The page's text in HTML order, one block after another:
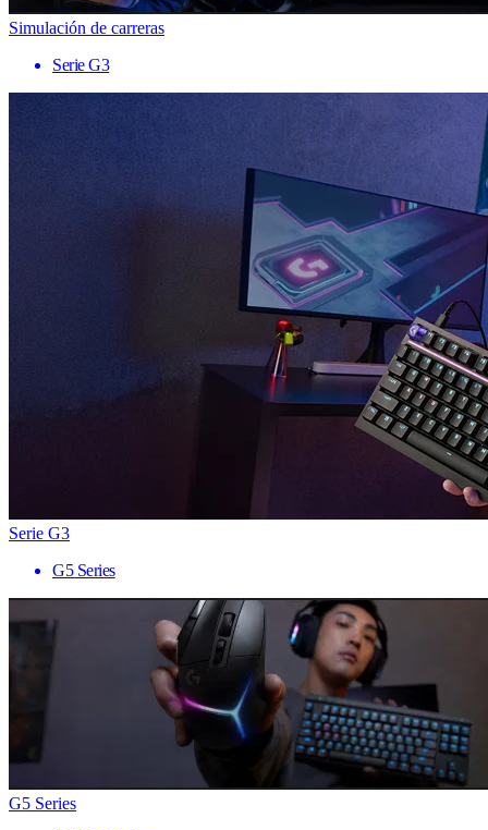
Simulación de carreras
Serie G3
Serie G3
G5 Series
G5 Series